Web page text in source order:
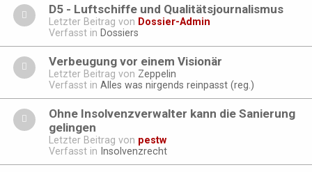
D5 - Luftschiffe und Qualitätsjournalismus
Letzter Beitrag von Dossier-Admin
Verfasst in Dossiers
Verbeugung vor einem Visionär
Letzter Beitrag von Zeppelin
Verfasst in Alles was nirgends reinpasst (reg.)
Ohne Insolvenzverwalter kann die Sanierung
gelingen
Letzter Beitrag von pestw
Verfasst in Insolvenzrecht